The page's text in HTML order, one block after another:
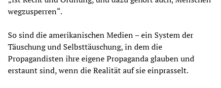
wegzusperren“.
So sind die amerikanischen Medien – ein System der
Täuschung und Selbsttäuschung, in dem die
Propagandisten ihre eigene Propaganda glauben und
erstaunt sind, wenn die Realität auf sie einprasselt.